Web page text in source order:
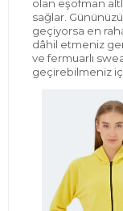
olan eşofman
sağlar.
geçiyorsa en
dâhil etmeniz
ve fermuarlı
geçirebilmeniz